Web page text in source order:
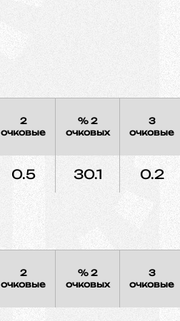
2
очковые
% 2
очковых
3
очковые
0.5 30.1 0.2
2
очковые
% 2
очковых
3
очковые